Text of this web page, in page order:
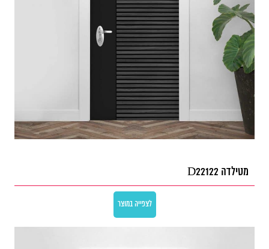
מטילדה D22122
לצפייה במוצר